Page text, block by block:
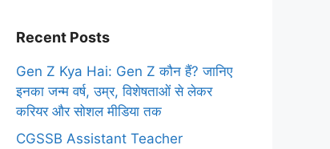
Recent Posts
Gen Z Kya Hai: Gen Z कौन हैं? जानिए
इनका जन्म वर्ष, उम्र, विशेषताओं से लेकर
करियर और सोशल मीडिया तक
CGSSB Assistant Teacher